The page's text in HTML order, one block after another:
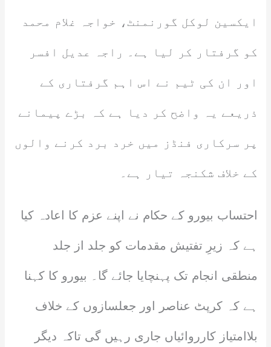
ایکسین لوکل گورنمنٹ، خواجہ غلام محمد
کو گرفتار کر لیا ہے۔ راجہ عدیل افسر
اور ان کی ٹیم نے اس اہم گرفتاری کے
ذریعے یہ واضح کر دیا ہے کہ بڑے پیمانے
پر سرکاری فنڈز میں خرد برد کرنے والوں
کے خلاف شکنجہ تیار ہے۔
احتساب بیورو کے حکام نے اپنے عزم کا اعادہ کیا
ہے کہ زیرِ تفتیش مقدمات کو جلد از جلد
منطقی انجام تک پہنچایا جائے گا۔ بیورو کا کہنا
ہے کہ کرپٹ عناصر اور جعلسازوں کے خلاف
بلاامتیاز کارروائیاں جاری رہیں گی تاکہ دیگر